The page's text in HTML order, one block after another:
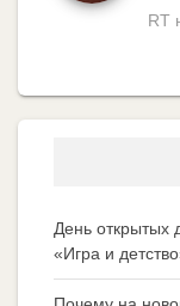
RT
День открытых
«Игра и